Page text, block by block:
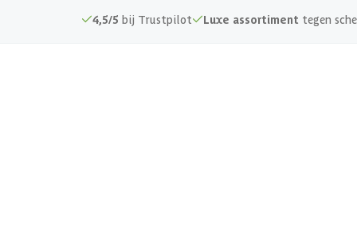
4,5/5 bij Trustpilot Luxe assortiment tegen